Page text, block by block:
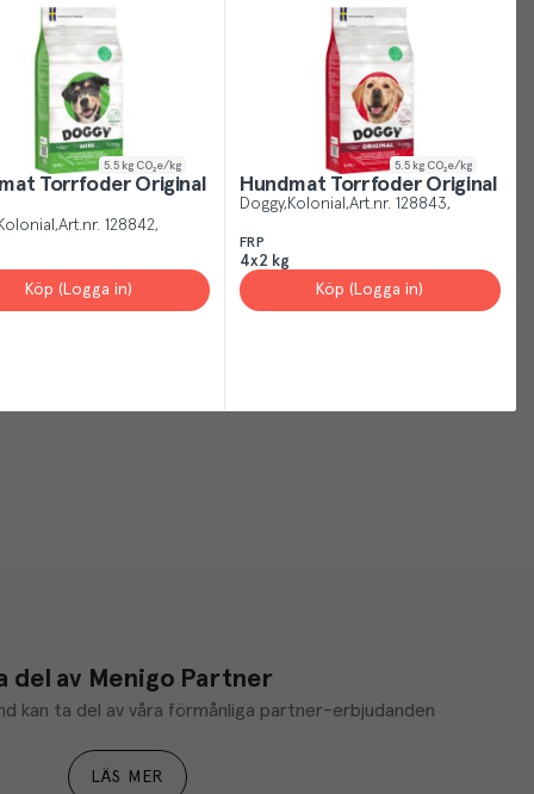
5.5 kg CO₂e/kg
Torrfoder Original
Art.nr. 128842
Köp (Logga in)
5.5 kg CO₂e/kg
Hundmat Torrfoder Original
Doggy Kolonial Art.nr. 128843
FRP
4x2 kg
Köp (Logga in)
del av Menigo Partner
kan ta del av våra förmånliga partner-erbjudanden
LÄS MER